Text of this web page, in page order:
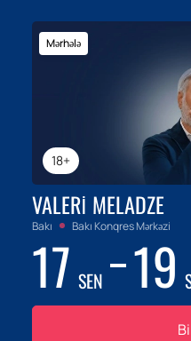
18+
Mərhələ
VALERI MELADZE
Bakı Bakı Konqres Mərkəzi
17 SEN 19